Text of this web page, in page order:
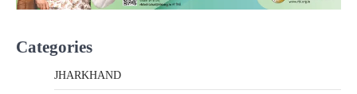
Categories
JHARKHAND